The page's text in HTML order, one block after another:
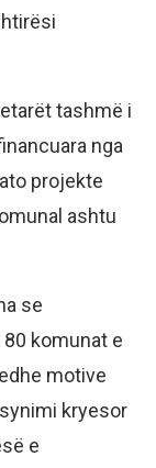
tashmë i
nga
projekte
ashtu
se
komunat e
motive
kryesor
e